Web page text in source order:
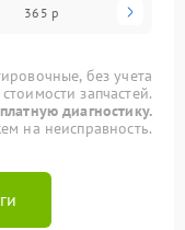
365 р
без учета
стоимости запчастей.
диагностику.
на неисправность.